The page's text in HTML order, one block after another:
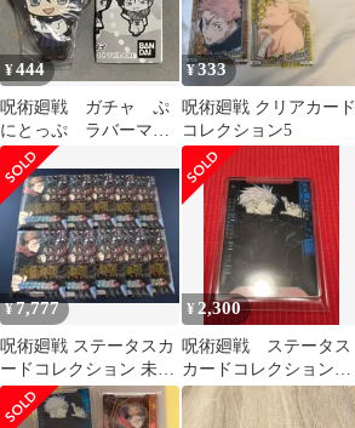
¥444
呪術廻戦 ガチャ ぷ
にとっぷ ラバーマス
コット ラバマス 天
内理子
¥333
呪術廻戦 クリアカード
コレクション5
¥7,777
呪術廻戦 ステータスカ
ードコレクション 未開
封10点
¥2,300
呪術廻戦 ステータス
カードコレクション
五条悟